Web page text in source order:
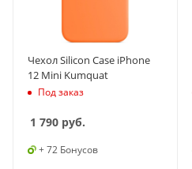
Чехол Silicon Case iPhone
12 Mini Kumquat
Под заказ
1 790 руб.
+ 72 Бонусов